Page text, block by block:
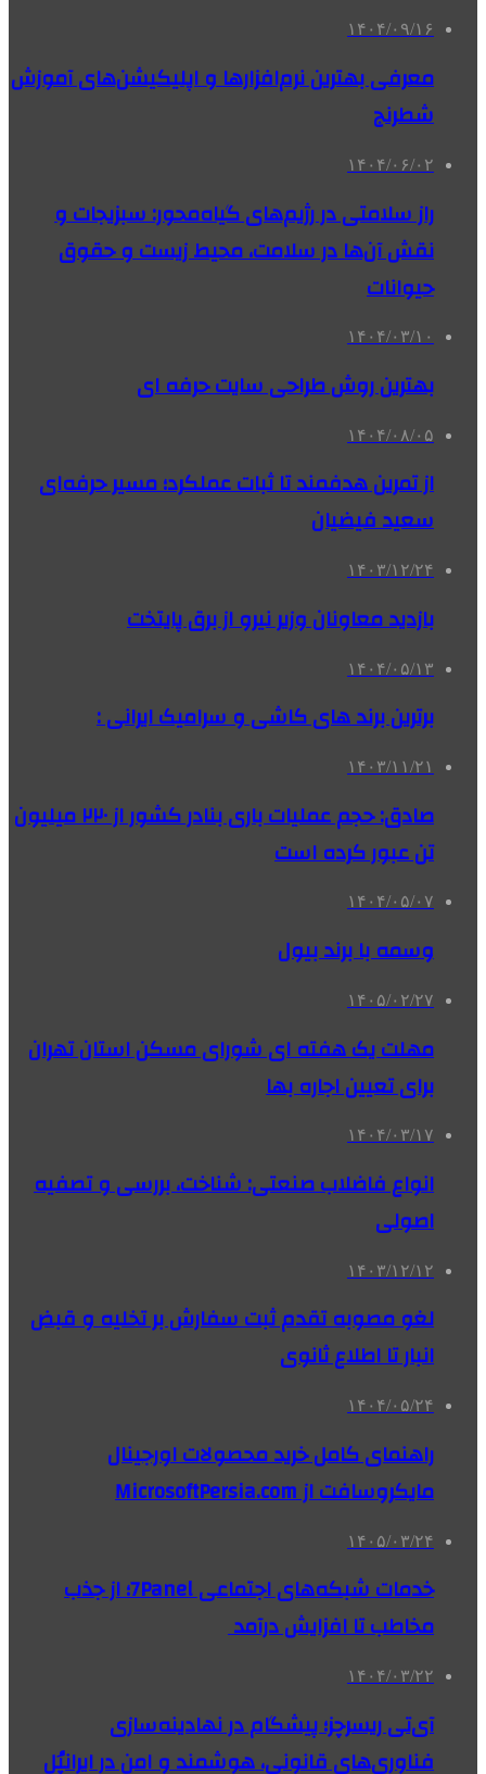
۱۴۰۴/۰۹/۱۶
معرفی بهترین نرم‌افزارها و اپلیکیشن‌های آموزش
شطرنج
۱۴۰۴/۰۶/۰۲
راز سلامتی در رژیم‌های گیاه‌محور: سبزیجات و
نقش آن‌ها در سلامت، محیط زیست و حقوق
حیوانات
۱۴۰۴/۰۳/۱۰
بهترین روش طراحی سایت حرفه ای
۱۴۰۴/۰۸/۰۵
از تمرین هدفمند تا ثبات عملکرد؛ مسیر حرفه‌ای
سعید فیضیان
۱۴۰۳/۱۲/۲۴
بازدید معاونان وزیر نیرو از برق پایتخت
۱۴۰۴/۰۵/۱۳
برترین برند های کاشی و سرامیک ایرانی :
۱۴۰۳/۱۱/۲۱
صادق: حجم عملیات باری بنادر کشور از ۲۲۰ میلیون
تن عبور کرده است
۱۴۰۴/۰۵/۰۷
وسمه با برند بیول
۱۴۰۵/۰۲/۲۷
مهلت یک هفته ای شورای مسکن استان تهران
برای تعیین اجاره بها
۱۴۰۴/۰۳/۱۷
انواع فاضلاب صنعتی: شناخت، بررسی و تصفیه
اصولی
۱۴۰۳/۱۲/۱۲
لغو مصوبه تقدم ثبت سفارش بر تخلیه و قبض
انبار تا اطلاع ثانوی
۱۴۰۴/۰۵/۲۴
راهنمای کامل خرید محصولات اورجینال
مایکروسافت از MicrosoftPersia.com
۱۴۰۵/۰۳/۲۴
خدمات شبکه‌های اجتماعی 7Panel؛ از جذب
مخاطب تا افزایش درآمد
۱۴۰۴/۰۳/۲۲
آی‌تی ریسرچز؛ پیشگام در نهادینه‌سازی
فناوری‌های قانونی، هوشمند و امن در ایرانپُل